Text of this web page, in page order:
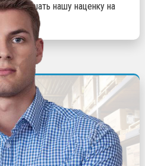
нашу наценку на